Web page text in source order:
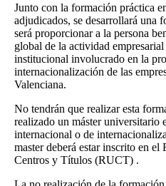
Junto con la formación práctica
adjudicados, se desarrollará una
será proporcionar a la persona
global de la actividad
institucional involucrado en la
internacionalización de las
Valenciana.
No tendrán que realizar esta
realizado un máster universitario
internacional o de
master deberá estar inscrito en el
Centros y Títulos (RUCT) .